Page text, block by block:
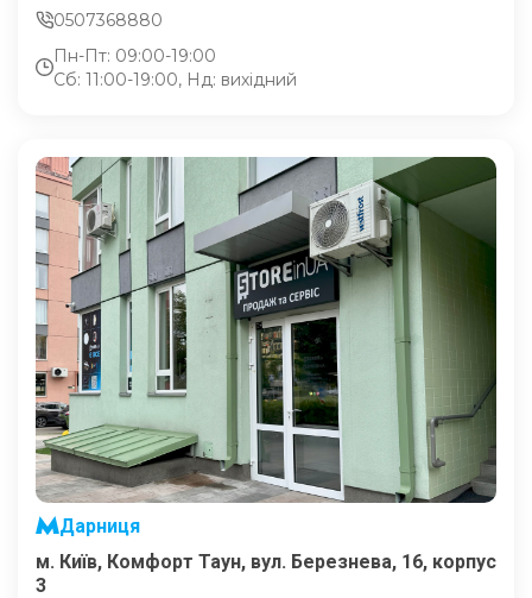
0507368880
Пн-Пт: 09:00-19:00
Сб: 11:00-19:00, Нд: вихідний
Дарниця
м. Київ, Комфорт Таун, вул. Березнева, 16, корпус
3